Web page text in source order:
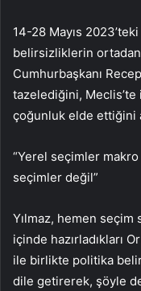
14-28 Mayıs
belirsizliklerin ortadan
Cumhurbaşkanı
tazelediğini, Meclis’te
çoğunluk elde ettiğini
“Yerel seçimler
seçimler değil”
Yılmaz, hemen
içinde hazırladıkları
ile birlikte politika
dile getirerek, şöyle